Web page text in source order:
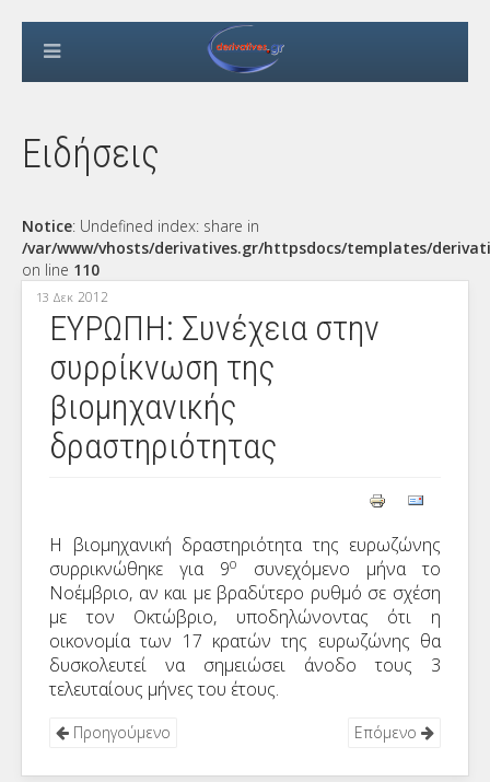
Ειδήσεις
Notice: Undefined index: share in
/var/www/vhosts/derivatives.gr/httpsdocs/templates/
on line 110
13 Δεκ 2012
ΕΥΡΩΠΗ: Συνέχεια στην
συρρίκνωση της
βιομηχανικής
δραστηριότητας
Η βιομηχανική δραστηριότητα της ευρωζώνης
συρρικνώθηκε για 9ο
συνεχόμενο μήνα το
Νοέμβριο, αν και με βραδύτερο ρυθμό σε σχέση
με τον Οκτώβριο, υποδηλώνοντας ότι η
οικονομία των 17 κρατών της ευρωζώνης θα
δυσκολευτεί να σημειώσει άνοδο τους 3
τελευταίους μήνες του έτους.
Προηγούμενο Επόμενο